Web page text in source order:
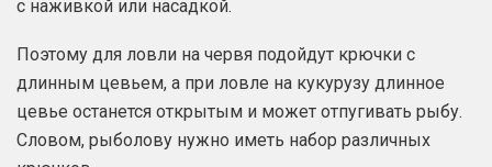
с наживкой или насадкой.
Поэтому для ловли на червя подойдут крючки с
длинным цевьем, а при ловле на кукурузу длинное
цевье останется открытым и может отпугивать рыбу.
Словом, рыболову нужно иметь набор различных